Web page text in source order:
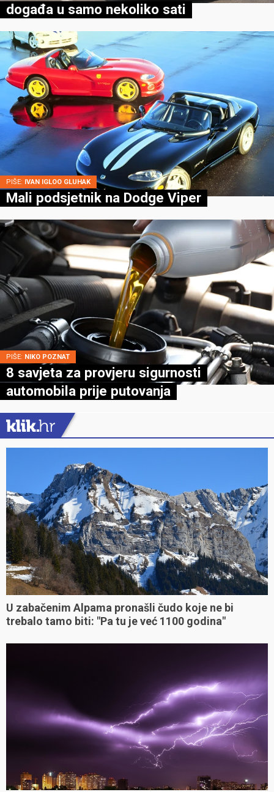
događa u samo nekoliko sati
PIŠE: IVAN IGLOO GLUHAK
Mali podsjetnik na Dodge Viper
PIŠE: NIKO POZNAT
8 savjeta za provjeru sigurnosti
automobila prije putovanja
U zabačenim Alpama pronašli čudo koje ne bi
trebalo tamo biti: "Pa tu je već 1100 godina"